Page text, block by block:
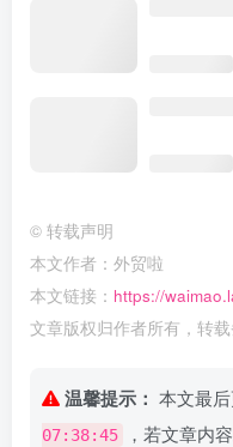
© 转载声明
本文作者：外贸啦
本文链接： https://
文章版权归作者所有，转载
温馨提示： 本文最
07:38:45
，若文章内